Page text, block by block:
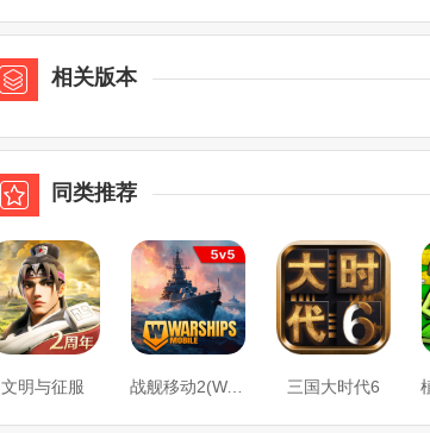
相关版本
同类推荐
文明与征服 战舰移动2(Warships Mobile) 三国大时代6